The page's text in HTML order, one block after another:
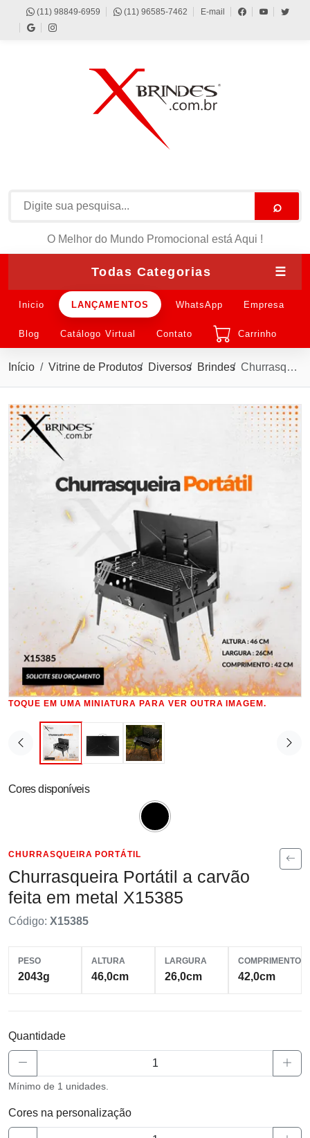
(11) 98849-6959 (11) 96585-7462 E-mail
⌕
O Melhor do Mundo Promocional está Aqui !
Todas Categorias ☰
Inicio LANÇAMENTOS WhatsApp Empresa
Blog Catálogo Virtual Contato Carrinho
Início Vitrine de Produtos Diversos Brindes Churrasqueira Portátil a carvão feita em metal X15385
TOQUE EM UMA MINIATURA PARA VER OUTRA IMAGEM.
Cores disponíveis
CHURRASQUEIRA PORTÁTIL
Churrasqueira Portátil a carvão
feita em metal X15385
Código: X15385
PESO
2043g
ALTURA
46,0cm
LARGURA
26,0cm
COMPRIMENTO
42,0cm
Quantidade
Mínimo de 1 unidades.
Cores na personalização